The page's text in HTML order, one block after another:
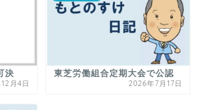
決
月4日
東芝労働組合定期大会で公認
2026年7月17日